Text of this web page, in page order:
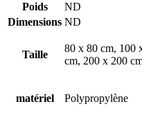
Poids
ND
Dimensions ND
Taille
80 x 80 cm, 100
cm, 200 x 200
matériel Polypropylène